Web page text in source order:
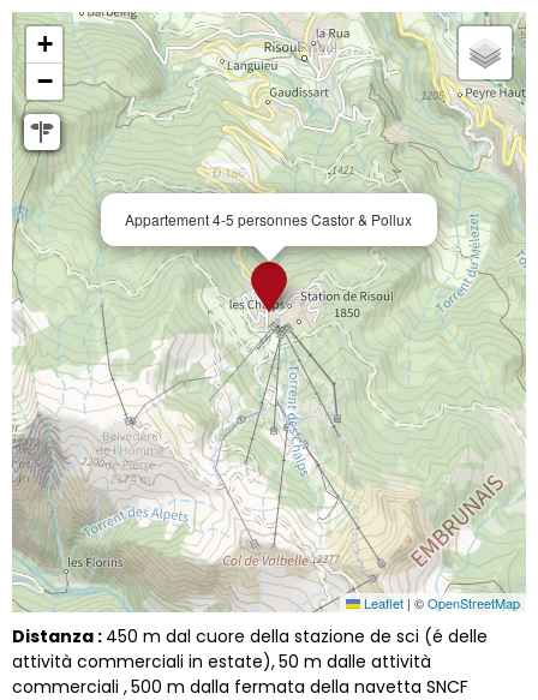
Appartement 4-5 personnes Castor & Pollux
+
−
Leaflet | ©OpenStreetMap
Distanza : 450 m dal cuore della stazione de sci (é delle
attività commerciali in estate) 50 m dalle attività
commerciali 500 m dalla fermata della navetta SNCF